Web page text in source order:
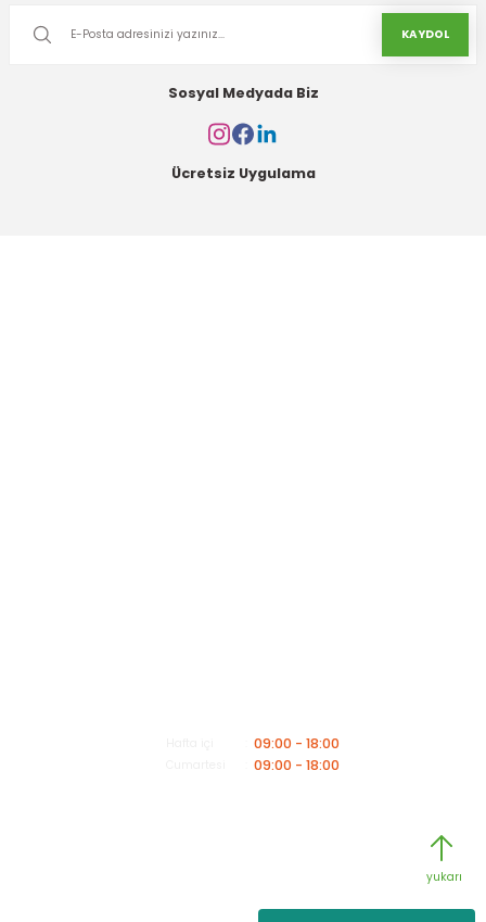
KAYDOL
Sosyal Medyada Biz
Ücretsiz Uygulama
09:00 - 18:00
09:00 - 18:00
- Kredi kartı
yukarı